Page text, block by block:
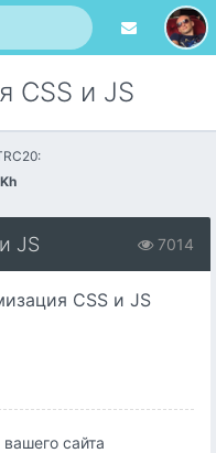
CSS и JS
7014
JS
CSS и JS
сайта